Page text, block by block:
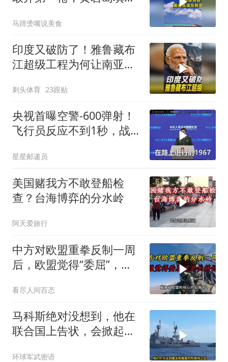
马蹄烫嘴说美食
印度又破防了！雅鲁藏布
江超级工程为何让南亚失
刺头体育 23跟贴
央视首曝空警-600弹射！
飞行员反应不到1秒，战
星星邮递员
美国赌我方不敢登船检
查？台海博弈的分水岭
阿天爱旅行
中方对欧盟重拳反制一周
后，欧盟觉得“委屈”，欧
看尽人间百态
马科斯绝对没想到，他在
联合国上告状，会掀起中
环球军武密语